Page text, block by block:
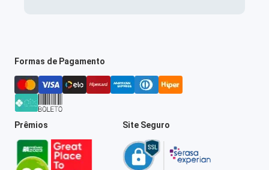
Formas de Pagamento
Prêmios Site Seguro